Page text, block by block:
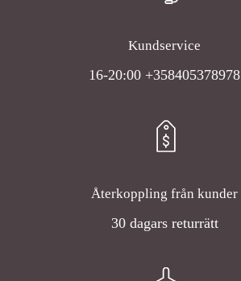
Kundservice
16-20:00 +358405378978
Återkoppling från kunder
30 dagars returrätt